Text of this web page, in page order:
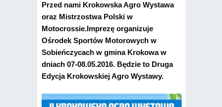
Przed nami Krokowska Agro Wystawa
oraz Mistrzostwa Polski w
Motocrossie.Imprezę organizuje
Ośrodek Sportów Motorowych w
Sobieńczycach w gmina Krokowa w
dniach 07-08.05.2016. Będzie to Druga
Edycja Krokowskiej Agro Wystawy.